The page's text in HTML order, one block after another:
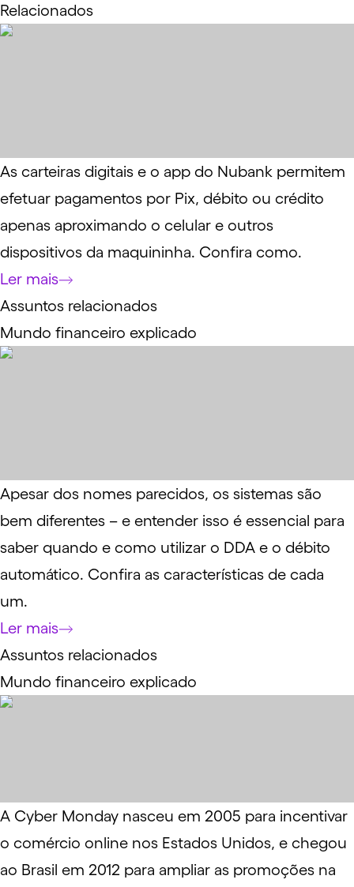
Relacionados
As carteiras digitais e o app do Nubank permitem
efetuar pagamentos por Pix, débito ou crédito
apenas aproximando o celular e outros
dispositivos da maquininha. Confira como.
Ler mais
Assuntos relacionados
Mundo financeiro explicado
Apesar dos nomes parecidos, os sistemas são
bem diferentes – e entender isso é essencial para
saber quando e como utilizar o DDA e o débito
automático. Confira as características de cada
um.
Ler mais
Assuntos relacionados
Mundo financeiro explicado
A Cyber Monday nasceu em 2005 para incentivar
o comércio online nos Estados Unidos, e chegou
ao Brasil em 2012 para ampliar as promoções na